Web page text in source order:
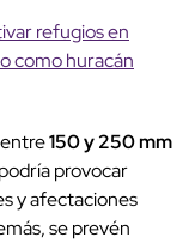
refugios en
como huracán
150 y 250 mm
provocar
y afectaciones
se prevén